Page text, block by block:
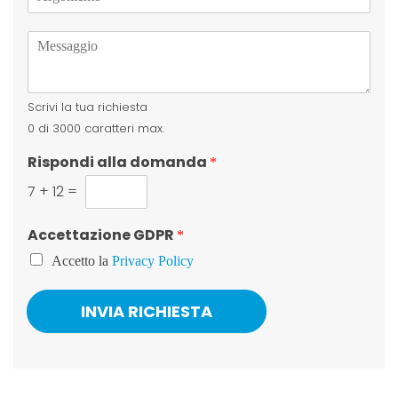
n
t
o
M
s
a
g
i
*
Scrivi la tua richiesta
0 di 3000 caratteri max.
Rispondi alla domanda *
7 + 12 =
Accettazione GDPR *
Accetto la Privacy Policy
INVIA RICHIESTA